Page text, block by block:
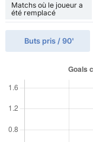
Matchs où le joueur a
été remplacé
Buts pris / 90'